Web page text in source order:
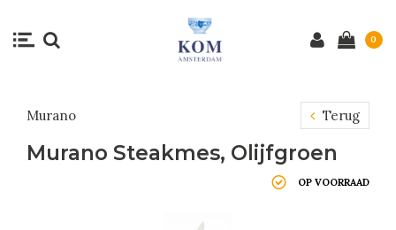
0
Murano Terug
Murano Steakmes, Olijfgroen
OP VOORRAAD